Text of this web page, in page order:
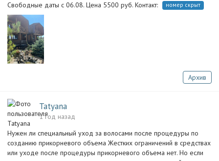
Свободные даты с 06.08. Цена 5500 руб. Контакт:
номер скрыт
Архив
Tatyana
1 год назад
Нужен ли специальный уход за волосами после процедуры по
созданию прикорневого объема Жестких ограничений в средствах
или уходе после процедуры прикорневого объема нет. Но если